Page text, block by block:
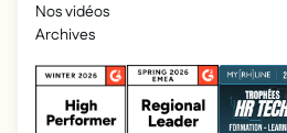
Nos vidéos
Archives